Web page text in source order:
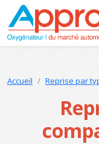
Accueil Reprise par